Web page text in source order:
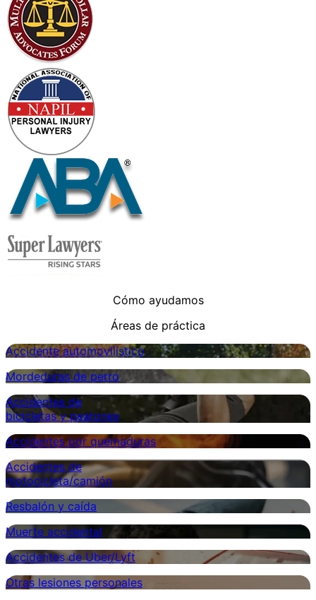
Cómo ayudamos
Áreas de práctica
Accidente automovilístico
Mordeduras de perro
Accidentes de
bicicletas y peatones
Accidentes por quemaduras
Accidentes de
motocicleta/camión
Resbalón y caída
Muerte accidental
Accidentes de Uber/Lyft
Otras lesiones personales